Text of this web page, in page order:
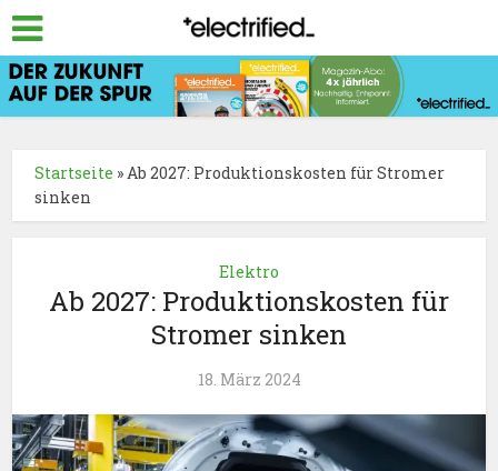
Startseite »Ab 2027: Produktionskosten für Stromer
sinken
Elektro
Ab 2027: Produktionskosten für
Stromer sinken
18. März 2024